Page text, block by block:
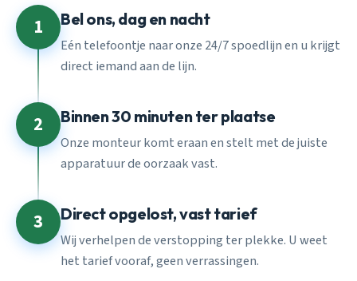
1 Bel ons, dag en nacht
Eén telefoontje naar onze 24/7 spoedlijn en u krijgt
direct iemand aan de lijn.
2 Binnen 30 minuten ter plaatse
Onze monteur komt eraan en stelt met de juiste
apparatuur de oorzaak vast.
3 Direct opgelost, vast tarief
Wij verhelpen de verstopping ter plekke. U weet
het tarief vooraf, geen verrassingen.